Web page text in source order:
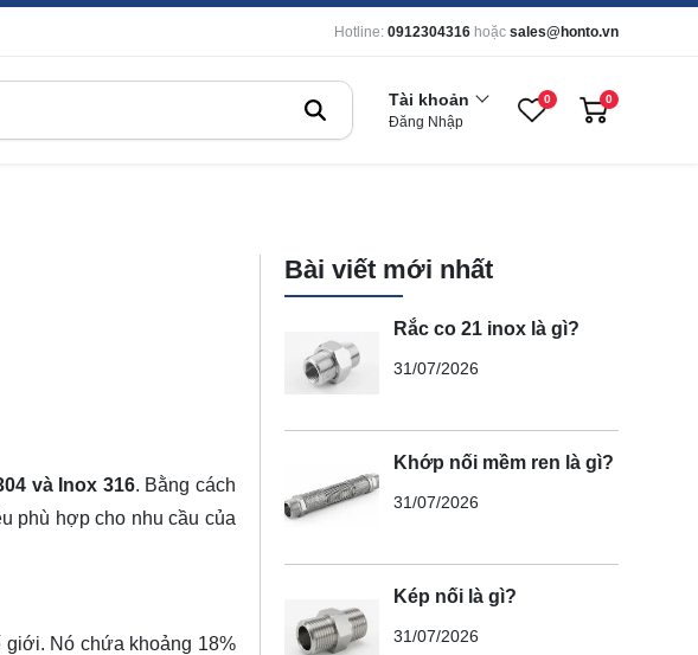
Hotline: 0912304316 hoặc sales@honto.vn
Tài khoản
Đăng Nhập
0 0
và Inox 316. Bằng cách
phù hợp cho nhu cầu của
giới. Nó chứa khoảng 18%
Bài viết mới nhất
Rắc co 21 inox là gì?
31/07/2026
Khớp nối mềm ren là gì?
31/07/2026
Kép nối là gì?
31/07/2026